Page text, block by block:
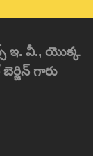
ఇ. వీ., యొక్క
గారు